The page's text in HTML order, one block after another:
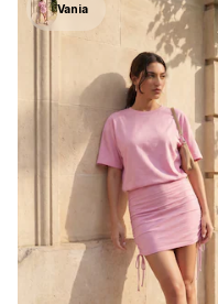
Vania